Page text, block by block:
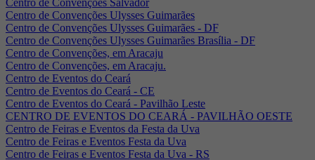
Centro de Convenções Ulysses Guimarães
Centro de Convenções Ulysses Guimarães - DF
Centro de Convenções Ulysses Guimarães Brasília - DF
Centro de Convenções, em Aracaju
Centro de Convenções, em Aracaju.
Centro de Eventos do Ceará
Centro de Eventos do Ceará - CE
Centro de Eventos do Ceará - Pavilhão Leste
CENTRO DE EVENTOS DO CEARÁ - PAVILHÃO OESTE
Centro de Feiras e Eventos da Festa da Uva
Centro de Feiras e Eventos Festa da Uva
Centro de Feiras e Eventos Festa da Uva - RS